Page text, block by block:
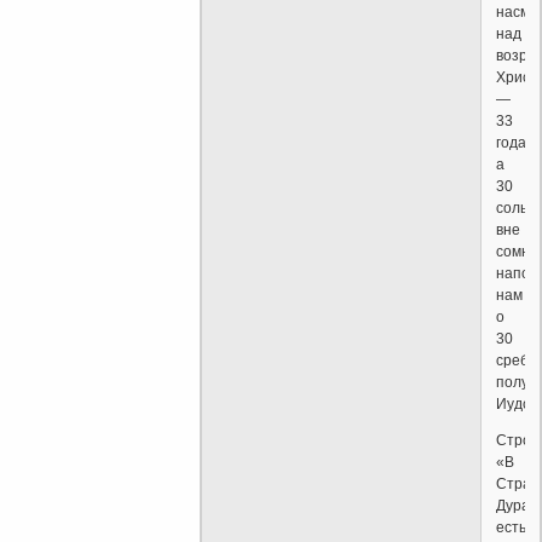
над
—
33
года,
а
30
вне
нам
о
30
Иудой.
«В
есть